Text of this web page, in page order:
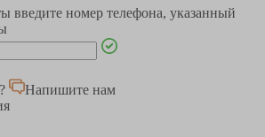
введите номер телефона, указанный
Напишите нам